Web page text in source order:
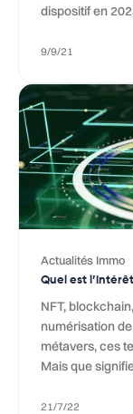
dispositif en
9/9/21
Actualités Immo
Quel est
NFT,
numérisation
métavers, ces
Mais que
21/7/22